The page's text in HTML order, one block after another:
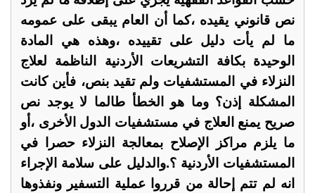
نص قانوني يقيده ،كما أن العام يبقى على عمومه
ما لم يأت دليل على تقييده ،وهذه هي المادة
الوحيدة بكافة التشريعات الأردنية الناظمة لعلاج
النزلاء في المستشفيات ولم تقيد بنص، فأين كانت
المشكلة إذن؟ وما هو الخطأ طالما لا يوجد نص
صريح يمنع العلاج في مستشفيات الدول الأخرى ،أو
ما يلزم مراكز الإصلاح بمعالجة النزلاء حصرا في
المستشفيات الأردنية ؟.والدليل على سلامة الإجراء
انه لم تتم إحالة من قرروا عملية التسفير ونفذوها